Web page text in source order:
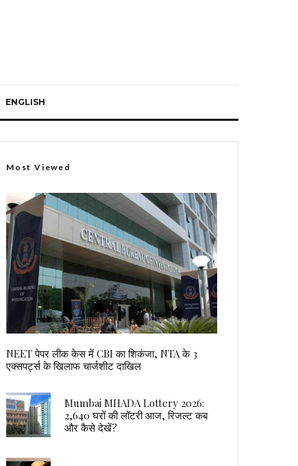
ENGLISH
Most Viewed
NEET पेपर लीक केस में CBI का शिकंजा, NTA के 3
एक्सपर्ट्स के खिलाफ चार्जशीट दाखिल
Mumbai MHADA Lottery 2026:
2,640 घरों की लॉटरी आज, रिजल्ट कब
और कैसे देखें?